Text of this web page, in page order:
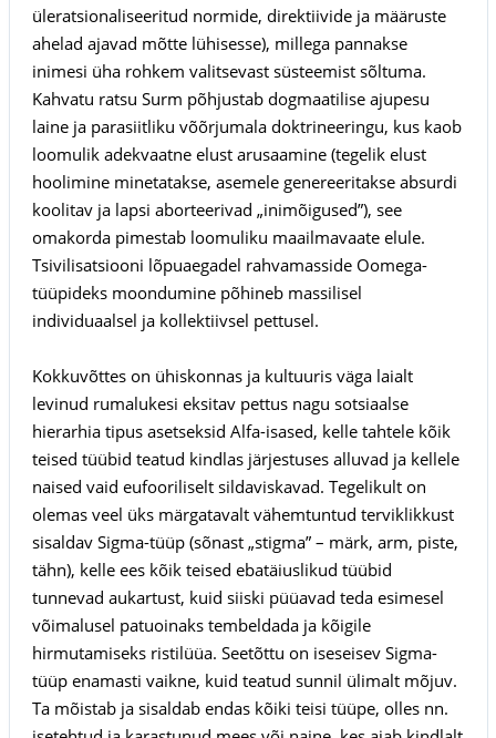
üleratsionaliseeritud normide, direktiivide ja määruste
ahelad ajavad mõtte lühisesse), millega pannakse
inimesi üha rohkem valitsevast süsteemist sõltuma.
Kahvatu ratsu Surm põhjustab dogmaatilise ajupesu
laine ja parasiitliku võõrjumala doktrineeringu, kus kaob
loomulik adekvaatne elust arusaamine (tegelik elust
hoolimine minetatakse, asemele genereeritakse absurdi
koolitav ja lapsi aborteerivad „inimõigused”), see
omakorda pimestab loomuliku maailmavaate elule.
Tsivilisatsiooni lõpuaegadel rahvamasside Oomega-
tüüpideks moondumine põhineb massilisel
individuaalsel ja kollektiivsel pettusel.
Kokkuvõttes on ühiskonnas ja kultuuris väga laialt
levinud rumalukesi eksitav pettus nagu sotsiaalse
hierarhia tipus asetseksid Alfa-isased, kelle tahtele kõik
teised tüübid teatud kindlas järjestuses alluvad ja kellele
naised vaid eufooriliselt sildaviskavad. Tegelikult on
olemas veel üks märgatavalt vähemtuntud terviklikkust
sisaldav Sigma-tüüp (sõnast „stigma” – märk, arm, piste,
tähn), kelle ees kõik teised ebatäiuslikud tüübid
tunnevad aukartust, kuid siiski püüavad teda esimesel
võimalusel patuoinaks tembeldada ja kõigile
hirmutamiseks ristilüüa. Seetõttu on iseseisev Sigma-
tüüp enamasti vaikne, kuid teatud sunnil ülimalt mõjuv.
Ta mõistab ja sisaldab endas kõiki teisi tüüpe, olles nn.